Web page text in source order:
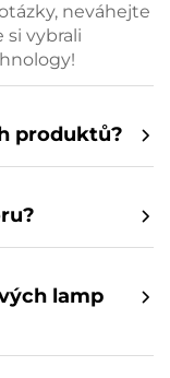
neváhejte
si vybrali
produktů?
lamp